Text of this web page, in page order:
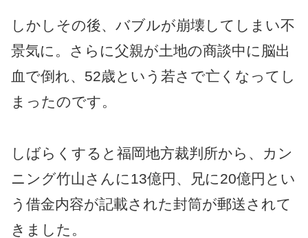
しかしその後、バブルが崩壊してしまい不
景気に。さらに父親が土地の商談中に脳出
血で倒れ、52歳という若さで亡くなってし
まったのです。
しばらくすると福岡地方裁判所から、カン
ニング竹山さんに13億円、兄に20億円とい
う借金内容が記載された封筒が郵送されて
きました。